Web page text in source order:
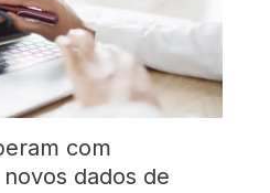
com
dados de